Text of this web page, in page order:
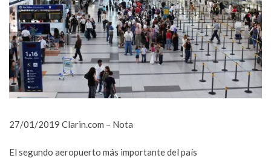
27/01/2019 Clarin.com – Nota
El segundo aeropuerto más importante del país